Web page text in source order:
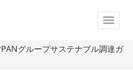
グループサステナブル調達ガ